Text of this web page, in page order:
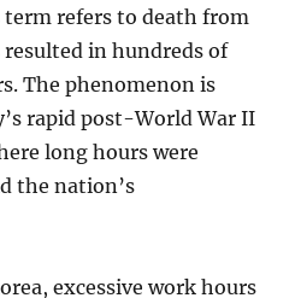
term refers to death from
in hundreds of
The phenomenon is
rapid post-World War II
long hours were
the nation’s
excessive work hours